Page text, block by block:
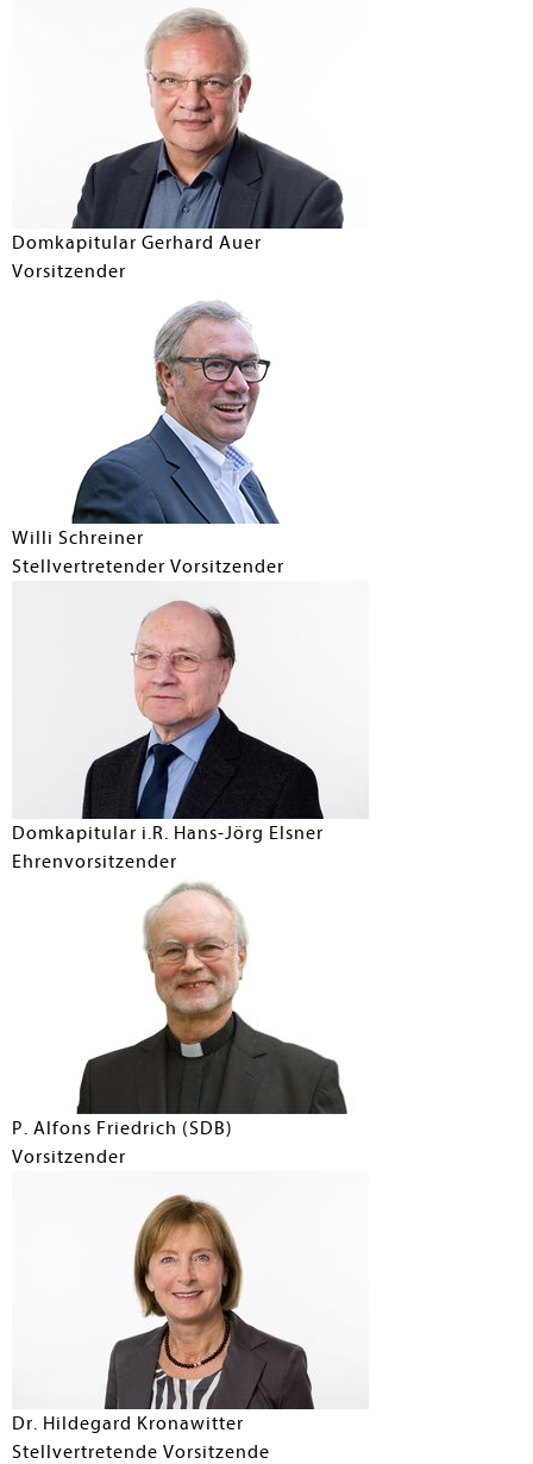
Domkapitular Gerhard Auer
Vorsitzender
Willi Schreiner
Stellvertretender Vorsitzender
Domkapitular i.R. Hans-Jörg Elsner
Ehrenvorsitzender
P. Alfons Friedrich (SDB)
Vorsitzender
Dr. Hildegard Kronawitter
Stellvertretende Vorsitzende